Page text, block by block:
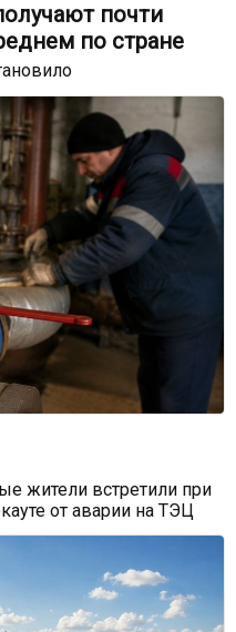
почти
по стране
жители встретили при
от аварии на ТЭЦ